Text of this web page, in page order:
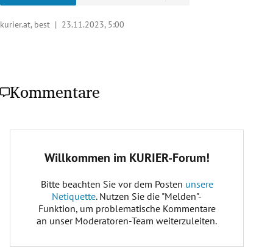
kurier.at, best | 23.11.2023, 5:00
Kommentare